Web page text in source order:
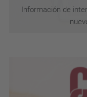
Información de